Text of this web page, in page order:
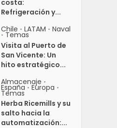
costa:
Refrigeración y...
Chile • LATAM • Naval
• Temas
Visita al Puerto de
San Vicente: Un
hito estratégico...
Almacenaje •
España • Europa •
Temas
Herba Ricemills y su
salto hacia la
automatización:...